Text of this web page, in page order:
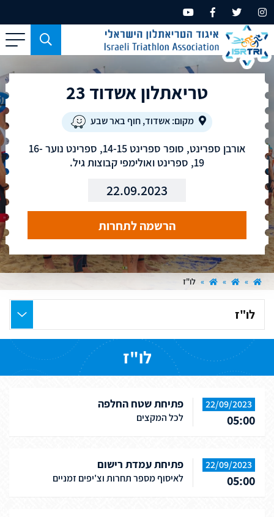
כפתור
משמש
עבור
בלבד
טריאתלון אשדוד 23
מקום: אשדוד, חוף באר שבע
אורבן ספרינט, סופר ספרינט 14-15, ספרינט נוער 16-
19, ספרינט ואולימפי קבוצות גיל.
22.09.2023
הרשמה לתחרות
»
»
» לו"ז
בחר
את
העמוד
הרצוי
לו"ז
22/09/2023
05:00
פתיחת שטח החלפה
לכל המקצים
22/09/2023
05:00
פתיחת עמדת רישום
לאיסוף מספר תחרות וצ'יפים זמניים